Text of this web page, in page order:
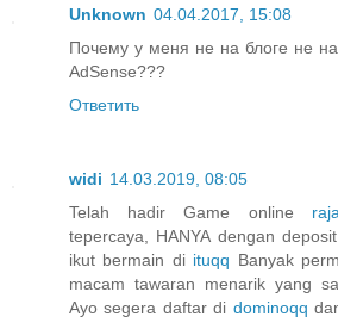
Unknown 04.04.2017, 15:08
Почему у меня не на блоге не
AdSense???
Ответить
widi 14.03.2019, 08:05
Telah hadir Game online
tepercaya, HANYA dengan
ikut bermain di ituqq Banyak
macam tawaran menarik yang
Ayo segera daftar di dominoqq